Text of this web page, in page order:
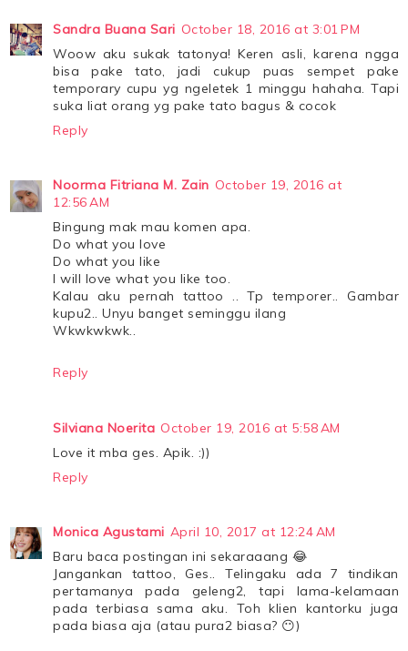
Sandra Buana Sari October 18, 2016 at 3:01 PM
Woow aku sukak tatonya! Keren asli, karena ngga
bisa pake tato, jadi cukup puas sempet pake
temporary cupu yg ngeletek 1 minggu hahaha. Tapi
suka liat orang yg pake tato bagus & cocok
Reply
Noorma Fitriana M. Zain October 19, 2016 at
12:56 AM
Bingung mak mau komen apa.
Do what you love
Do what you like
I will love what you like too.
Kalau aku pernah tattoo .. Tp temporer.. Gambar
kupu2.. Unyu banget seminggu ilang
Wkwkwkwk..
Reply
Silviana Noerita October 19, 2016 at 5:58 AM
Love it mba ges. Apik. :))
Reply
Monica Agustami April 10, 2017 at 12:24 AM
Baru baca postingan ini sekaraaang 😂
Jangankan tattoo, Ges.. Telingaku ada 7 tindikan
pertamanya pada geleng2, tapi lama-kelamaan
pada terbiasa sama aku. Toh klien kantorku juga
pada biasa aja (atau pura2 biasa? 😶)